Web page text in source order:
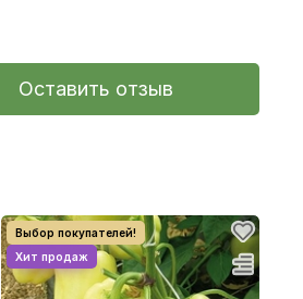
Оставить отзыв